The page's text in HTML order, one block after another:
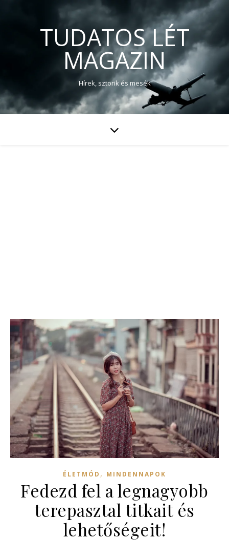
TUDATOS LÉT
MAGAZIN
Hírek, sztorik és mesék
ÉLETMÓD , MINDENNAPOK
Fedezd fel a legnagyobb
terepasztal titkait és
lehetőségeit!